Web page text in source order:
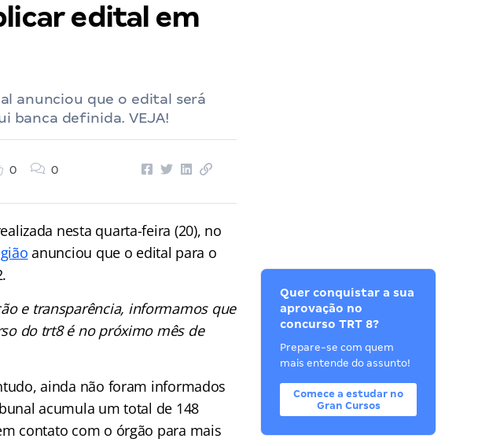
edital em
anunciou que o edital será
banca definida. VEJA!
0 0
nesta quarta-feira (20), no
anunciou que o edital para o
e transparência, informamos que
do trt8 é no próximo mês de
ainda não foram informados
acumula um total de 148
contato com o órgão para mais
Quer conquistar a sua
aprovação no
concurso TRT 8?
Prepare-se com quem
mais entende do assunto!
Comece a estudar no
Gran Cursos